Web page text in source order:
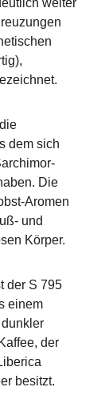
weiter
dem sich
Die
Aromen
und
Körper.
der S 795
einem
der
besitzt.